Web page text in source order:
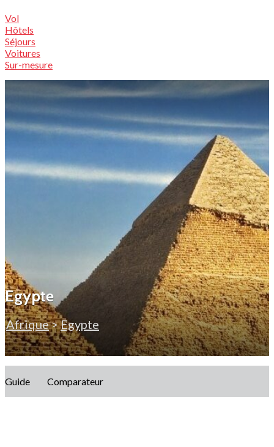
Vol
Hôtels
Séjours
Voitures
Sur-mesure
Egypte
Afrique>Egypte
Guide Comparateur